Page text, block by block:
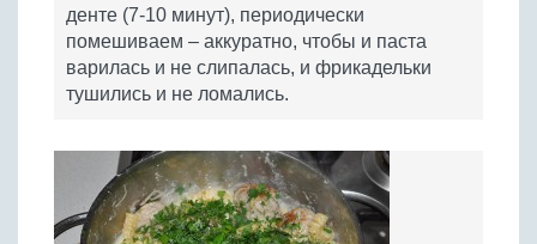
денте (7-10 минут), периодически
помешиваем – аккуратно, чтобы и паста
варилась и не слипалась, и фрикадельки
тушились и не ломались.